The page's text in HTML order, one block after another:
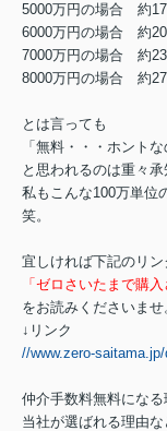
5000万円の場合 約
6000万円の場合 約
7000万円の場合 約
8000万円の場合 約
とは言っても
「無料・・・ホント
と思われるのは重々承
私もこんな100万単位
笑。
宜しければ下記のリン
「ゼロさいたまで購
をお読みくださいませ
↓リンク
//www.zero-
仲介手数料無料にな
当社が選ばれる理由な